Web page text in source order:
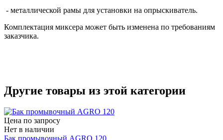
- металлической рамы для установки на опрыскиватель.
Комплектация миксера может быть изменена по требованиям
заказчика.
Другие товары из этой категории
Цена по запросу
Нет в наличии
Бак промывочный AGRO 120